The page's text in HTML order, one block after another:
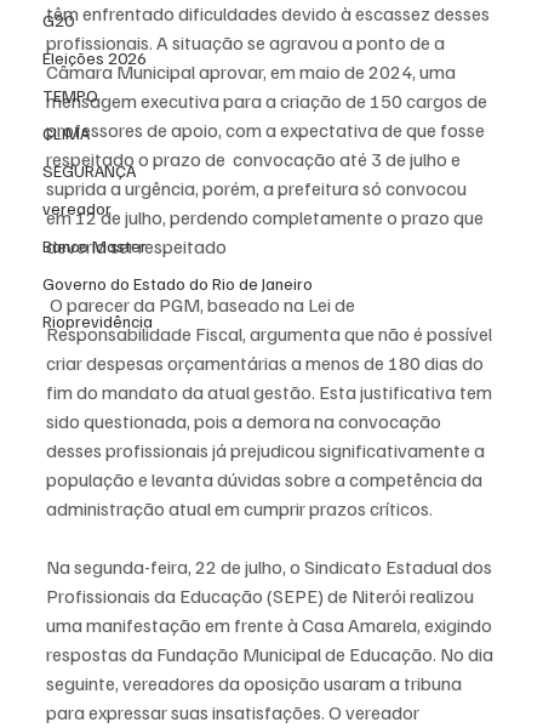
G20
Eleições 2026
TEMPO
CLIMA
SEGURANÇA
vereador
Banco Master
Governo do Estado do Rio de Janeiro
Rioprevidência
têm enfrentado dificuldades devido à escassez desses
profissionais. A situação se agravou a ponto de a
Câmara Municipal aprovar, em maio de 2024, uma
mensagem executiva para a criação de 150 cargos de
professores de apoio, com a expectativa de que fosse
respeitado o prazo de  convocação até 3 de julho e
suprida a urgência, porém, a prefeitura só convocou
em 12 de julho, perdendo completamente o prazo que
deveria ser respeitado
Responsabilidade Fiscal, argumenta que não é possível
criar despesas orçamentárias a menos de 180 dias do
fim do mandato da atual gestão. Esta justificativa tem
sido questionada, pois a demora na convocação
desses profissionais já prejudicou significativamente a
população e levanta dúvidas sobre a competência da
administração atual em cumprir prazos críticos.
Na segunda-feira, 22 de julho, o Sindicato Estadual dos
Profissionais da Educação (SEPE) de Niterói realizou
uma manifestação em frente à Casa Amarela, exigindo
respostas da Fundação Municipal de Educação. No dia
seguinte, vereadores da oposição usaram a tribuna
para expressar suas insatisfações. O vereador